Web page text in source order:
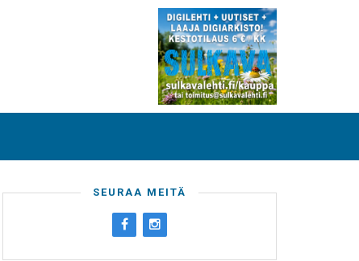
SEURAA MEITÄ